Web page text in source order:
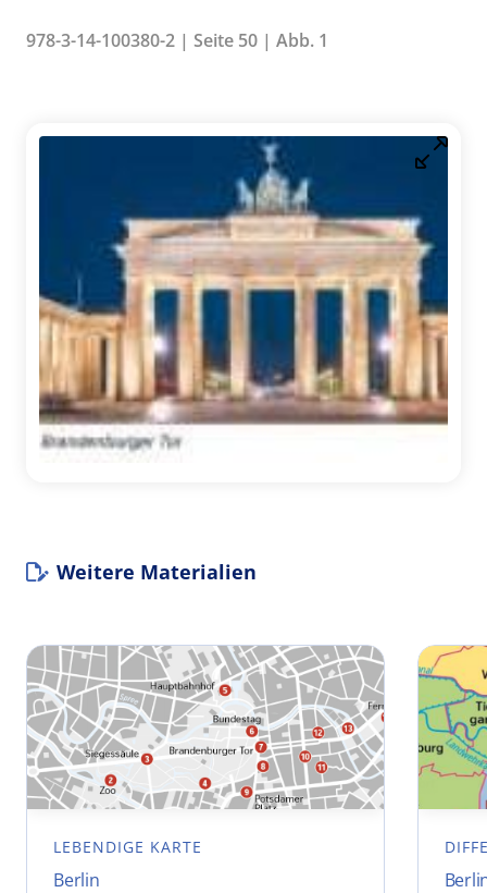
978-3-14-100380-2 | Seite 50 | Abb. 1
Weitere Materialien
LEBENDIGE KARTE
Berlin